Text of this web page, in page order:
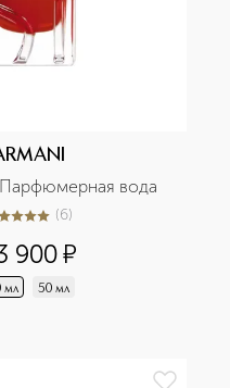
Парфюмерная вода
56 (6)
900¤
мл 50 мл